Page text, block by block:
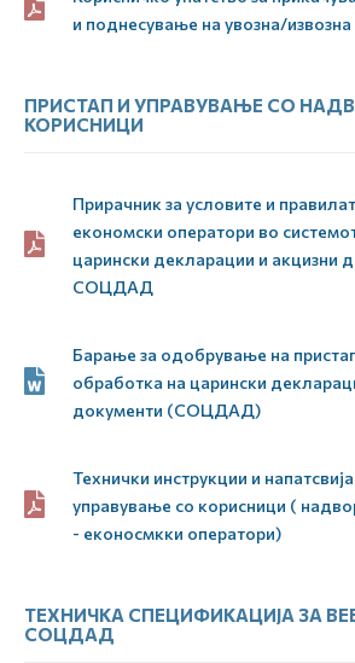
и поднесување на увозна/
ПРИСТАП И УПРАВУВАЊЕ СО
КОРИСНИЦИ
Прирачник за условите и
економски оператори во
царински декларации и акцизни
СОЦДАД
Барање за одобрување на
обработка на царински
документи (СОЦДАД)
Технички инструкции и
управување со корисници (
- еконосмкки оператори)
ТЕХНИЧКА СПЕЦИФИКАЦИЈА ЗА
СОЦДАД